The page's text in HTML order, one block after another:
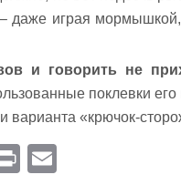
даже играя мормышкой,
и говорить не
поклевки
варианта «крючок-
Pr